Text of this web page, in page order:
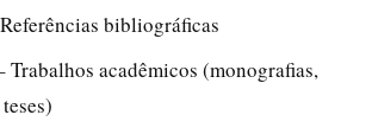
bibliográficas
Trabalhos acadêmicos (monografias,